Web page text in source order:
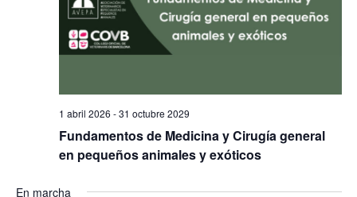
1 abril 2026 -31 octubre 2029
Fundamentos de Medicina y Cirugía general
en pequeños animales y exóticos
En marcha